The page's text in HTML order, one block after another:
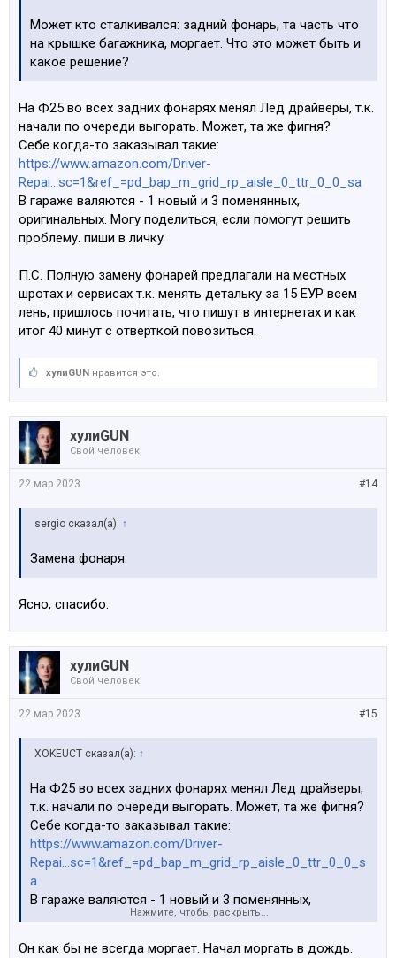
Может кто сталкивался: задний фонарь, та часть что
на крышке багажника, моргает. Что это может быть и
какое решение?
На Ф25 во всех задних фонарях менял Лед драйверы, т.к.
начали по очереди выгорать. Может, та же фигня?
Себе когда-то заказывал такие:
https://www.amazon.com/Driver-
Repai...sc=1&ref_=pd_bap_m_grid_rp_aisle_0_ttr_0_0_sa
В гараже валяются - 1 новый и 3 поменянных,
оригинальных. Могу поделиться, если помогут решить
проблему. пиши в личку
П.С. Полную замену фонарей предлагали на местных
шротах и сервисах т.к. менять детальку за 15 ЕУР всем
лень, пришлось почитать, что пишут в интернетах и как
итог 40 минут с отверткой повозиться.
хулиGUN нравится это.
хулиGUN
Свой человек
#14
22 мар 2023
sergio сказал(а): ↑
Замена фонаря.
Ясно, спасибо.
хулиGUN
Свой человек
#15
22 мар 2023
XOKEUCT сказал(а): ↑
На Ф25 во всех задних фонарях менял Лед драйверы,
т.к. начали по очереди выгорать. Может, та же фигня?
Себе когда-то заказывал такие:
https://www.amazon.com/Driver-
Repai...sc=1&ref_=pd_bap_m_grid_rp_aisle_0_ttr_0_0_s
a
В гараже валяются - 1 новый и 3 поменянных,
оригинальных. Могу поделиться, если помогут решить
Нажмите, чтобы раскрыть...
Он как бы не всегда моргает. Начал моргать в дождь.